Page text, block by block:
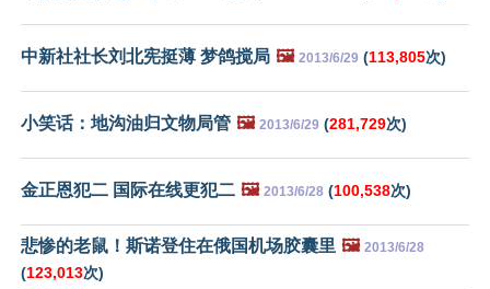
中新社社长刘北宪挺薄 梦鸽搅局 🖼️ 2013/6/29 (113,805次)
小笑话：地沟油归文物局管 🖼️ 2013/6/29 (281,729次)
金正恩犯二 国际在线更犯二 🖼️ 2013/6/28 (100,538次)
悲惨的老鼠！斯诺登住在俄国机场胶囊里 🖼️ 2013/6/28
(123,013次)